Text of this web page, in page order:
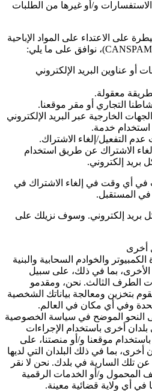
و/أو غيرها من الطلبات
على الاعتداء على المواد الإباحية
، نوافق على ما يلي:
عناوين البريد الإلكتروني
معقولة.
التجاري أو مقر موقعنا.
الخارجية عبر البريد الإلكتروني
استخدام خدمة.
عدم التفعيل/إلغاء الاشتراك.
الاشتراك عن طريق استخدام
بريد إلكتروني.
في أي وقت في إلغاء الاشتراك في
في المستقبل.
كل بريد إلكتروني. وسوف نزيلك على
أخرى
والخوادم السحابية والبنية
الأخرى، بما في ذلك، على سبيل
الطرف الثالث. نحن، ومقدمو
بتخزين ومعالجة بياناتك الشخصية
وفي أي مكان في العالم.
النحو الموضح في سياسة الخصوصية
أخرى باستخدام الإجراءات
باستخدام موقعنا و/أو منصتنا، على
أخرى، بما في ذلك البلدان التي لديها
عن تلك السارية في بلدك. نحن لا نقر
المحمول و/أو الخدمات الرقمية
في أي ولاية قضائية معينة.